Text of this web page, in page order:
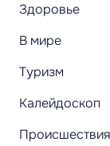
Здоровье
В мире
Туризм
Калейдоскоп
Происшествия